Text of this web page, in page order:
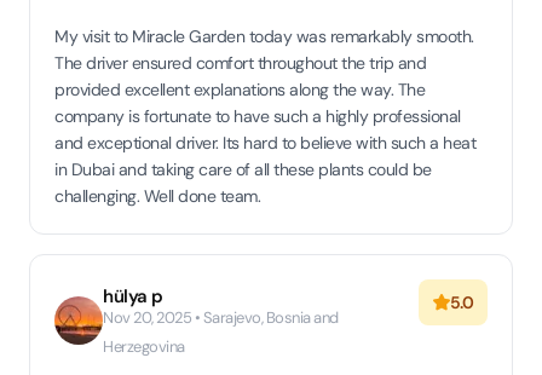
My visit to Miracle Garden today was remarkably smooth.
The driver ensured comfort throughout the trip and
provided excellent explanations along the way. The
company is fortunate to have such a highly professional
and exceptional driver. Its hard to believe with such a heat
in Dubai and taking care of all these plants could be
challenging. Well done team.
hülya p
Nov 20, 2025 • Sarajevo, Bosnia and
Herzegovina
5.0